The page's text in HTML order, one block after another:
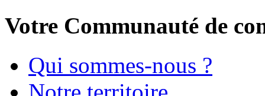
Votre Communauté de
Qui sommes-nous ?